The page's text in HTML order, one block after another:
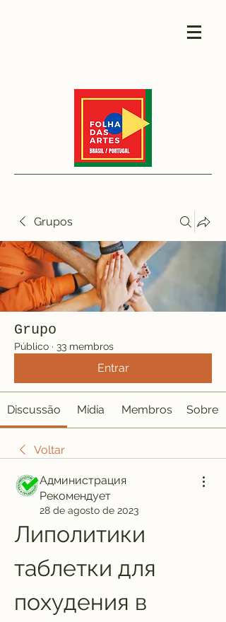
Grupos
Grupo
Público · 33 membros
Entrar
Discussão Mídia Membros Sobre
Voltar
Администрация
Рекомендует
28 de agosto de 2023
Липолитики
таблетки для
похудения в